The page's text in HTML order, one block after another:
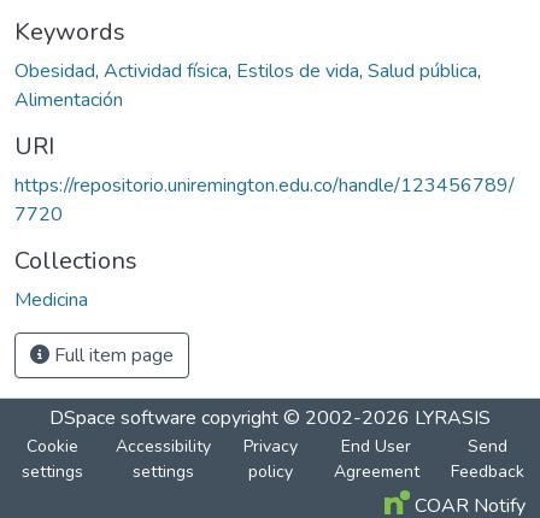
Keywords
Obesidad, Actividad física, Estilos de vida, Salud pública,
Alimentación
URI
https://repositorio.uniremington.edu.co/handle/123456789/
7720
Collections
Medicina
Full item page
DSpace software copyright © 2002-2026 LYRASIS
Cookie
settings
Accessibility
settings
Privacy
policy
End User
Agreement
Send
Feedback
COAR Notify